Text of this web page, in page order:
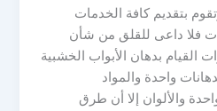
بتقديم كافة الخدمات
فلا داعى للقلق من شأن
القيام بدهان الأبواب الخشبية
واحدة والمواد
والألوان إلا أن طرق